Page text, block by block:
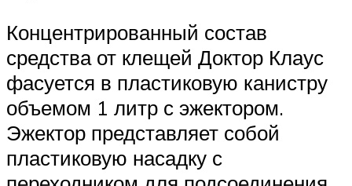
Концентрированный состав
средства от клещей Доктор Клаус
фасуется в пластиковую канистру
объемом 1 литр с эжектором.
Эжектор представляет собой
пластиковую насадку с